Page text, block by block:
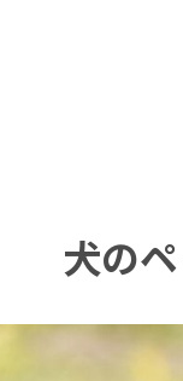
犬の